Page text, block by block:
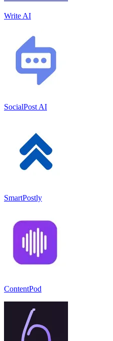
Write AI
SocialPost AI
SmartPostly
ContentPod